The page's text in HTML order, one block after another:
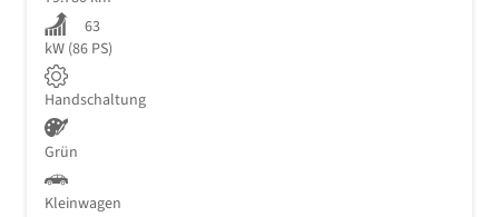
63
kW (86 PS)
Handschaltung
Grün
Kleinwagen